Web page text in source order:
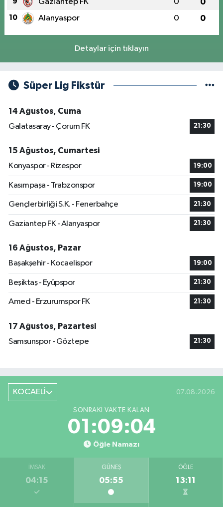
Gaziantep FK 0 0
10 Alanyaspor 0 0
Detaylar için tıklayın
Süper Lig Fikstür
14 Ağustos, Cuma
Galatasaray - Çorum FK
21:30
15 Ağustos, Cumartesi
Konyaspor - Rizespor
19:00
Kasımpaşa - Trabzonspor 19:00
Gençlerbirliği S.K. - Fenerbahçe 21:30
Gaziantep FK - Alanyaspor 21:30
16 Ağustos, Pazar
Başakşehir - Kocaelispor
19:00
Beşiktaş - Eyüpspor 21:30
Amed - Erzurumspor FK 21:30
17 Ağustos, Pazartesi
Samsunspor - Göztepe
21:30
KOCAELİ 07.08.2026
SONRAKI VAKTE KALAN
01:09:03
Öğle Namazı
İMSAK
04:15
GÜNEŞ
05:55
ÖĞLE
13:11